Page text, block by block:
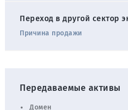
Переход в другой сектор
Причина продажи
Передаваемые активы
Домен